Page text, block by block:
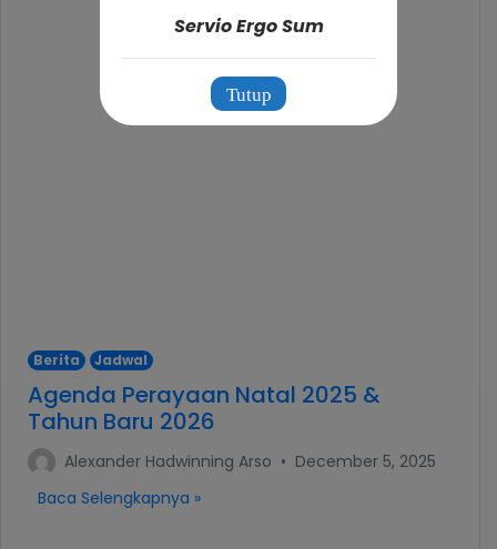
Berita Jadwal
Agenda Perayaan Natal 2025 &
Tahun Baru 2026
Alexander Hadwinning Arso • December 5, 2025
Baca Selengkapnya »
Servio Ergo Sum
Tutup